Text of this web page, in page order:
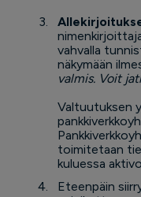
vahvalla
näkymään
valmis. Voit
Valtuutuksen
toimitetaan
kuluessa
Eteenpäin